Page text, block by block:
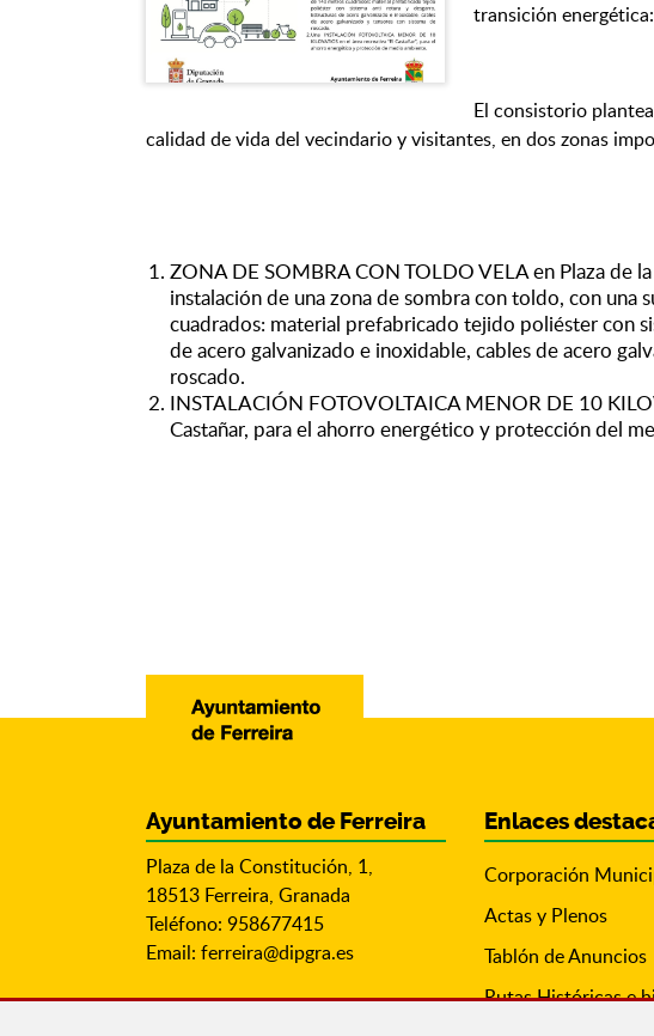
transición energética:
El consistorio
calidad de vida del vecindario y visitantes, en dos zonas
ZONA DE SOMBRA CON TOLDO VELA en Plaza de
instalación de una zona de sombra con toldo, con
cuadrados: material prefabricado tejido poliéster con
de acero galvanizado e inoxidable, cables de acero
roscado.
INSTALACIÓN FOTOVOLTAICA MENOR DE 10
Castañar, para el ahorro energético y protección del
Ayuntamiento de Ferreira
Plaza de la Constitución, 1,
18513 Ferreira, Granada
Teléfono: 958677415
Email: ferreira@dipgra.es
Enlaces
Corporación
Actas y Plenos
Tablón de Anuncios
Rutas Históricas e